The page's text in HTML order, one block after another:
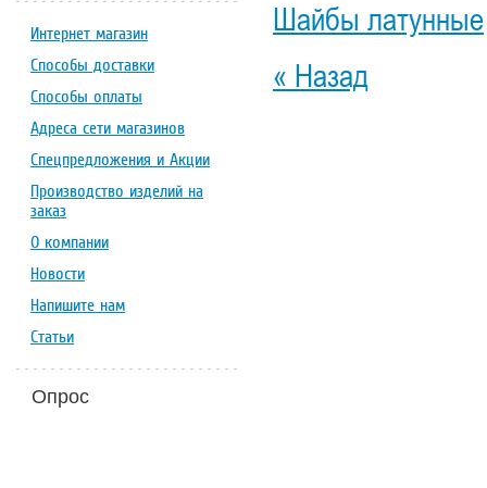
Шайбы латунные
« Назад
Интернет магазин
Способы доставки
Способы оплаты
Адреса сети магазинов
Спецпредложения и Акции
Производство изделий на
заказ
О компании
Новости
Напишите нам
Статьи
Опрос